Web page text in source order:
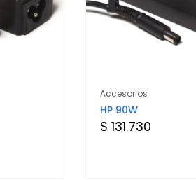
Accesorios
HP 90W
$ 131.730